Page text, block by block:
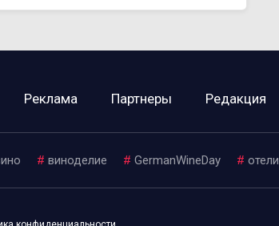
Реклама Партнеры Редакция
# виноделие # GermanWineDay # отели